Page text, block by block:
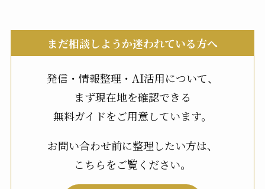
まだ相談しようか迷われている方へ
発信・情報整理・AI活用について、
まず現在地を確認できる
無料ガイドをご用意しています。
お問い合わせ前に整理したい方は、
こちらをご覧ください。